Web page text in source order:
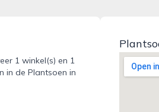
1 winkel(s) en 1
in de Plantsoen in